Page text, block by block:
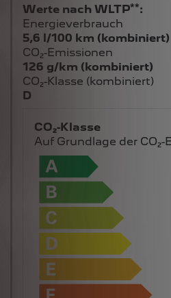
Werte nach WLTP**:
Energieverbrauch
5,6 l/100 km (kombiniert)
CO₂-Emissionen
126 g/km (kombiniert)
CO₂-Klasse (kombiniert)
D
CO₂-Klasse
Auf Grundlage der CO₂-